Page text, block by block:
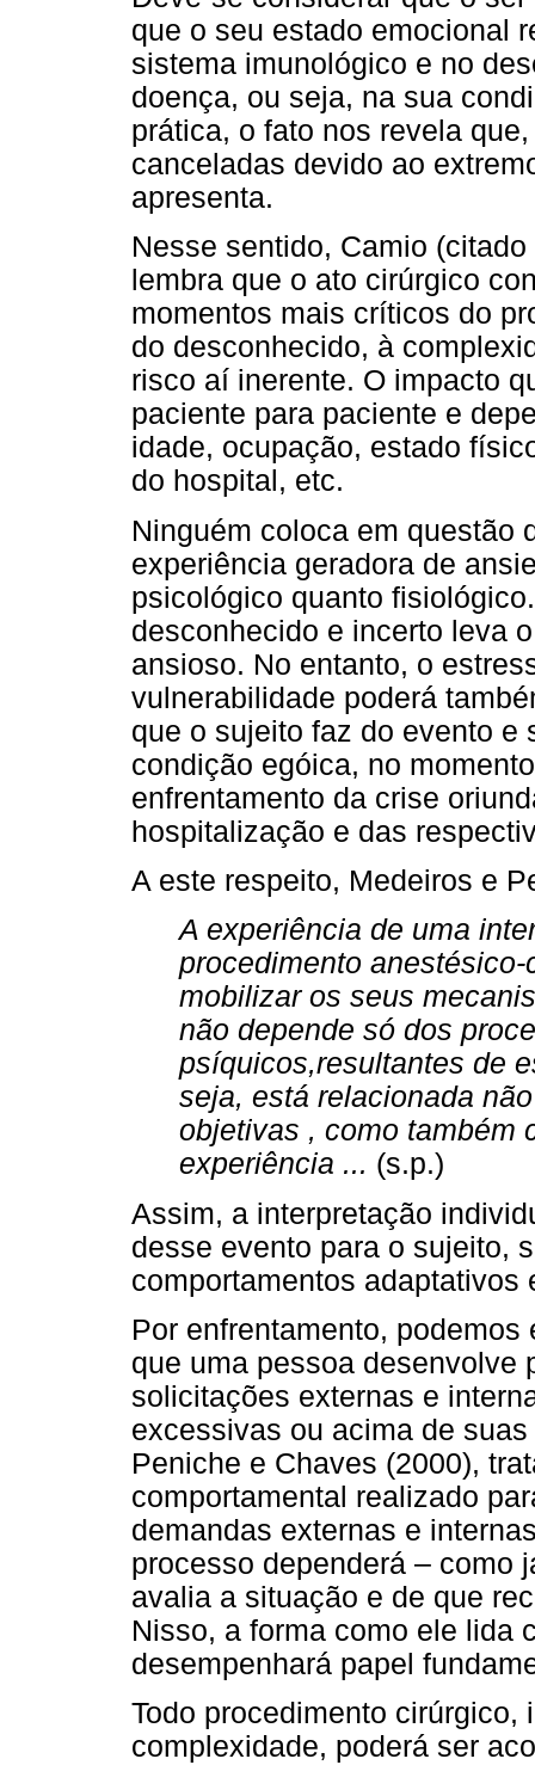
que o seu estado emocional
sistema imunológico e no
doença, ou seja, na sua
prática, o fato nos revela
canceladas devido ao
apresenta.
Nesse sentido, Camio
lembra que o ato cirúrgico
momentos mais críticos do
do desconhecido, à
risco aí inerente. O impacto
paciente para paciente e
idade, ocupação, estado
do hospital, etc.
Ninguém coloca em questão
experiência geradora de
psicológico quanto
desconhecido e incerto leva
ansioso. No entanto, o
vulnerabilidade poderá
que o sujeito faz do evento e
condição egóica, no
enfrentamento da crise
hospitalização e das
A este respeito, Medeiros e
A experiência de uma
procedimento
mobilizar os seus
não depende só dos
psíquicos,resultantes de
seja, está relacionada
objetivas , como também
experiência ... (s.p.)
Assim, a interpretação
desse evento para o sujeito,
comportamentos adaptativos
Por enfrentamento,
que uma pessoa desenvolve
solicitações externas e
excessivas ou acima de
Peniche e Chaves (2000),
comportamental realizado
demandas externas e
processo dependerá – como
avalia a situação e de que
Nisso, a forma como ele lida
desempenhará papel
Todo procedimento cirúrgico,
complexidade, poderá ser